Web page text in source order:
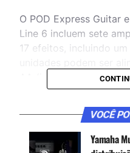
O POD Express Guitar
Line 6 incluem sete
17 efeitos, incluindo
AA (incluídas) ou uma
opcional de 9 volts.
CONTINUE ACOMPANHANDO
VOCÊ
Yamaha